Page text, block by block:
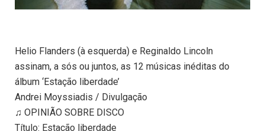
Helio Flanders (à esquerda) e Reginaldo Lincoln
assinam, a sós ou juntos, as 12 músicas inéditas do
álbum ‘Estação liberdade’
Andrei Moyssiadis / Divulgação
♫ OPINIÃO SOBRE DISCO
Título: Estação liberdade